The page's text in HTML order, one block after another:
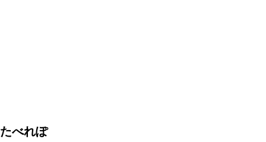
たべれぽ